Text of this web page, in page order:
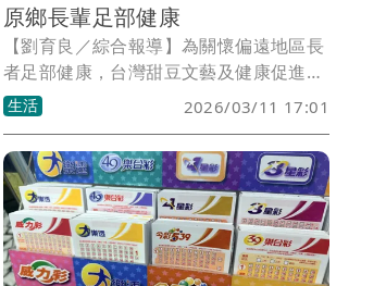
原鄉長輩足部健康
【劉育良／綜合報導】為關懷偏遠地區長
者足部健康，台灣甜豆文藝及健康促進協
會與中華高滲透水冷光照護協會，今天攜
手嘉義縣社會局等單位，深入阿里山鄉山
美部落文健站，舉辦「足步在雲端，踏實
阿里山」關懷活動，為部落長者進行專業
足部照護。
生活 2026/03/11 17:01